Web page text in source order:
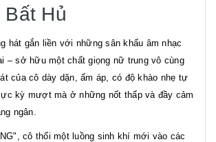
Hủ
hát gắn liền với những sân khấu âm nhạc
– sở hữu một chất giọng nữ trung vô cùng
của cô dày dặn, ấm áp, có độ khào nhẹ tự
kỳ mượt mà ở những nốt thấp và đầy cảm
ngân.
cô thổi một luồng sinh khí mới vào các